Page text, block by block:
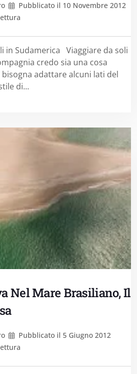
Pubblicato il 10 Novembre 2012
in Sudamerica Viaggiare da soli
credo sia una cosa
adattare alcuni lati del
di...
Nel Mare Brasiliano, Il
Pubblicato il 5 Giugno 2012